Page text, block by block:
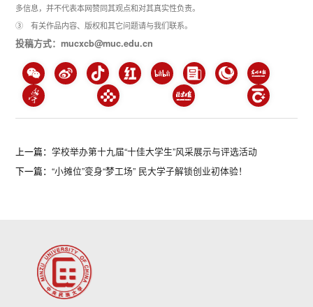
多信息，并不代表本网赞同其观点和对其真实性负责。
③ 有关作品内容、版权和其它问题请与我们联系。
投稿方式：mucxcb@muc.edu.cn
上一篇：学校举办第十九届“十佳大学生”风采展示与评选活动
下一篇：“小摊位”变身“梦工场” 民大学子解锁创业初体验！